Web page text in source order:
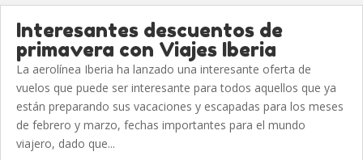
Interesantes descuentos de
primavera con Viajes Iberia
La aerolínea Iberia ha lanzado una interesante oferta de
vuelos que puede ser interesante para todos aquellos que ya
están preparando sus vacaciones y escapadas para los meses
de febrero y marzo, fechas importantes para el mundo
viajero, dado que...